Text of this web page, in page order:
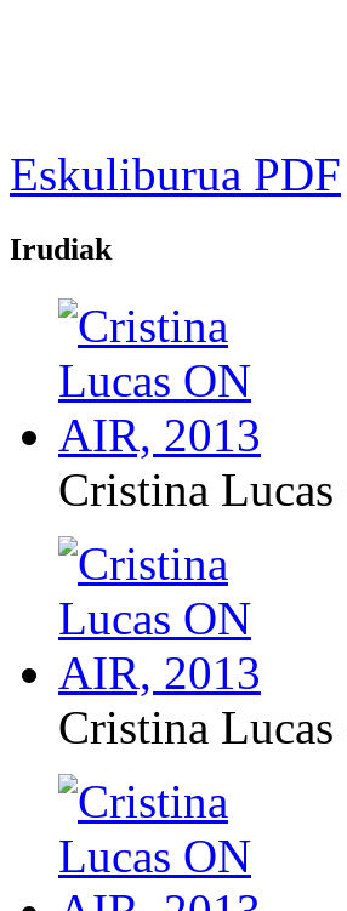
Eskuliburua PDF
Irudiak
Cristina Lucas
Cristina Lucas